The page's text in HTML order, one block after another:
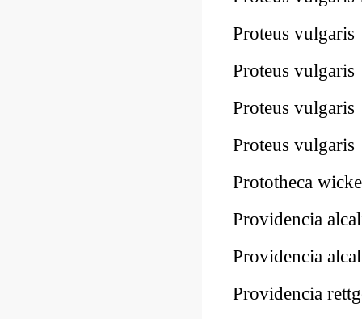
Proteus
Proteus
Proteus
Proteus
Prototheca
Providencia
Providencia
Providencia